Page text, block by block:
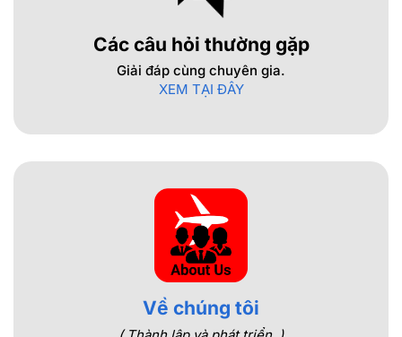
Các câu hỏi thường gặp
Giải đáp cùng chuyên gia.
XEM TẠI ĐÂY
Về chúng tôi